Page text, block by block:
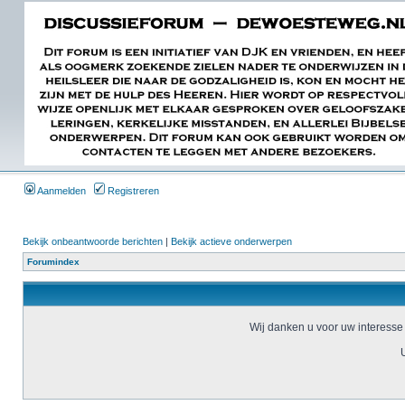
Aanmelden Registreren
Bekijk onbeantwoorde berichten | Bekijk actieve onderwerpen
Forumindex
Wij danken u voor uw